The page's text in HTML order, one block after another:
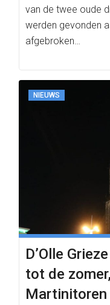
van de twee oude
werden gevonden
afgebroken…
NIEUWS
D’Olle
tot de
Martinitoren